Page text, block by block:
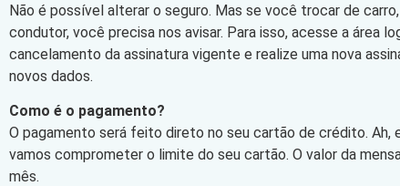
Não é possível alterar o seguro. Mas se você trocar de
condutor, você precisa nos avisar. Para isso, acesse a área
cancelamento da assinatura vigente e realize uma nova
novos dados.
Como é o pagamento?
O pagamento será feito direto no seu cartão de crédito. Ah,
vamos comprometer o limite do seu cartão. O valor da
mês.